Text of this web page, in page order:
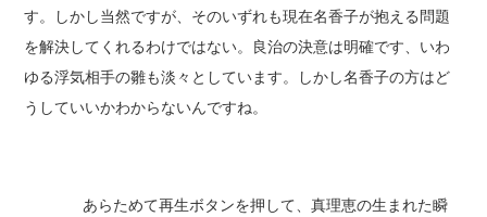
す。しかし当然ですが、そのいずれも現在名香子が抱える問題
を解決してくれるわけではない。良治の決意は明確です、いわ
ゆる浮気相手の雛も淡々としています。しかし名香子の方はど
うしていいかわからないんですね。
あらためて再生ボタンを押して、真理恵の生まれた瞬